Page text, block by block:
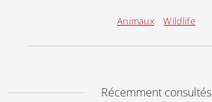
Animaux Wildlife
Récemment consultés